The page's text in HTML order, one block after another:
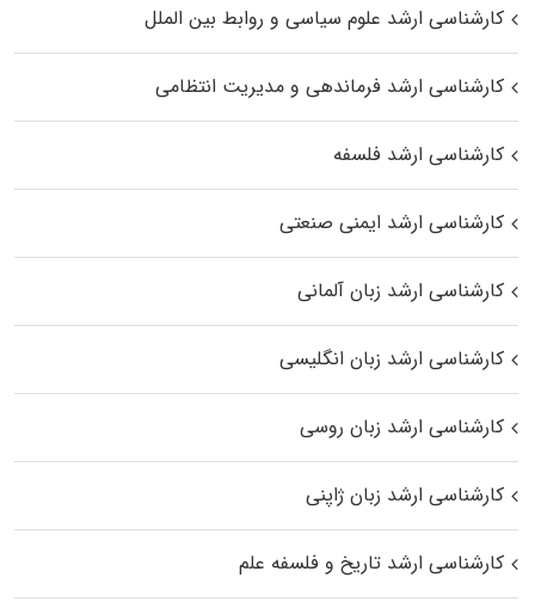
کارشناسی ارشد علوم سیاسی و روابط بین الملل
کارشناسی ارشد فرماندهی و مدیریت انتظامی
کارشناسی ارشد فلسفه
کارشناسی ارشد ایمنی صنعتی
کارشناسی ارشد زبان آلمانی
کارشناسی ارشد زبان انگلیسی
کارشناسی ارشد زبان روسی
کارشناسی ارشد زبان ژاپنی
کارشناسی ارشد تاریخ و فلسفه علم